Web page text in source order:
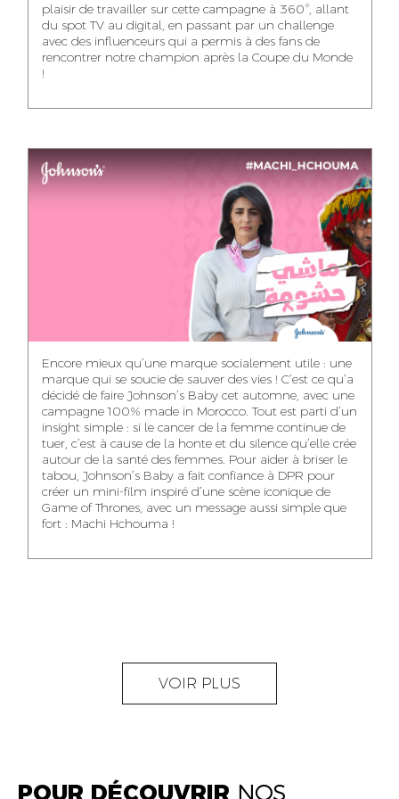
MERYEM OUALHAN
TRAFFIC MANAGER
JABRI AHMED
GRAPHIC
DESIGNER
WISSAL KHALIFI
INFLUENCE
MANAGER
HOUMALY
ILYASS EL ADANI
ART DIRECTOR
MAHA SAKOUT
HEAD OF SOCIAL &
CONTENT
AYOUB HAMMOUDI
MOTION DESIGNER
SAWSANE LAHBIBI
PRODUCTION
DIRECTOR
KARIM OUNZAR
AUDIOVISUAL
CONTENT CREATOR
ZAKARIA BENNANI
TRAFFIC MANAGER
NOUR-ELHOUDA
YOUBI IDRISSI
PROJECT
MANAGER
AGENT
GHITA SFINY
ACCOUNTANT
OUMAIMA HABIBA
plaisir de travailler sur cette campagne à 360°, allant
du spot TV au digital, en passant par un challenge
avec des influenceurs qui a permis à des fans de
rencontrer notre champion après la Coupe du Monde
!
Encore mieux qu’une marque socialement utile : une
marque qui se soucie de sauver des vies ! C’est ce qu’a
décidé de faire Johnson’s Baby cet automne, avec une
campagne 100% made in Morocco. Tout est parti d’un
insight simple : si le cancer de la femme continue de
tuer, c’est à cause de la honte et du silence qu’elle crée
autour de la santé des femmes. Pour aider à briser le
tabou, Johnson’s Baby a fait confiance à DPR pour
créer un mini-film inspiré d’une scène iconique de
Game of Thrones, avec un message aussi simple que
fort : Machi Hchouma !
VOIR PLUS
POUR DÉCOUVRIR NOS